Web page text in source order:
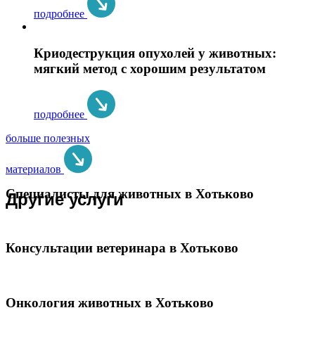
подробнее
Криодеструкция опухолей у животных:
мягкий метод с хорошим результатом
подробнее
больше полезных
материалов
Другие услуги
Специалисты для животных в Хотьково
Консультации ветеринара в Хотьково
Онкология животных в Хотьково